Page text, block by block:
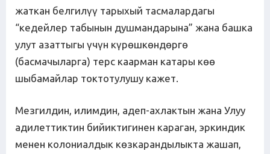
жаткан белгилүү тарыхый тасмалардагы
“кедейлер табынын душмандарына” жана башка
улут азаттыгы үчүн күрөшкөндөргө
(басмачыларга) терс каарман катары көө
шыбамайлар токтотулушу кажет.
Мезгилдин, илимдин, адеп-ахлактын жана Улуу
адилеттиктин бийиктигинен караган, эркиндик
менен колониалдык көзкарандылыкта жашап,